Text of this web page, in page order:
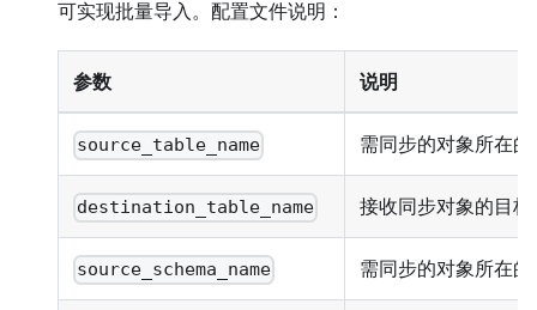
可实现批量导入。配置文件说明：
参数 说明
source_table_name 需同步的对象所在
destination_table_name 接收同步对象的目
source_schema_name 需同步的对象所在